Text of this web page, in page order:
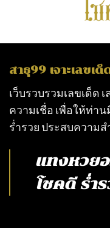
สาธุ99 เจาะเลขเ
เว็บรวบรวมเลขเด็ด
ความเชื่อ เพื่อให้ท่า
ร่ำรวย ประสบความส
แทงหวย
โชคดี ร่ำ